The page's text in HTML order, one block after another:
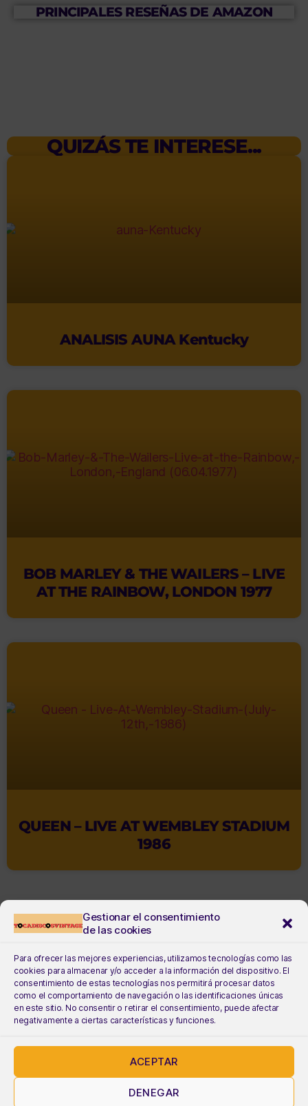
Gestionar el consentimiento
de las cookies
Para ofrecer las mejores experiencias, utilizamos tecnologías como las
cookies para almacenar y/o acceder a la información del dispositivo. El
consentimiento de estas tecnologías nos permitirá procesar datos
como el comportamiento de navegación o las identificaciones únicas
en este sitio. No consentir o retirar el consentimiento, puede afectar
negativamente a ciertas características y funciones.
ACEPTAR
DENEGAR
PRINCIPALES RESEÑAS DE AMAZON
QUIZÁS TE INTERESE...
ANALISIS AUNA Kentucky
BOB MARLEY & THE WAILERS – LIVE
AT THE RAINBOW, LONDON 1977
QUEEN – LIVE AT WEMBLEY STADIUM
1986